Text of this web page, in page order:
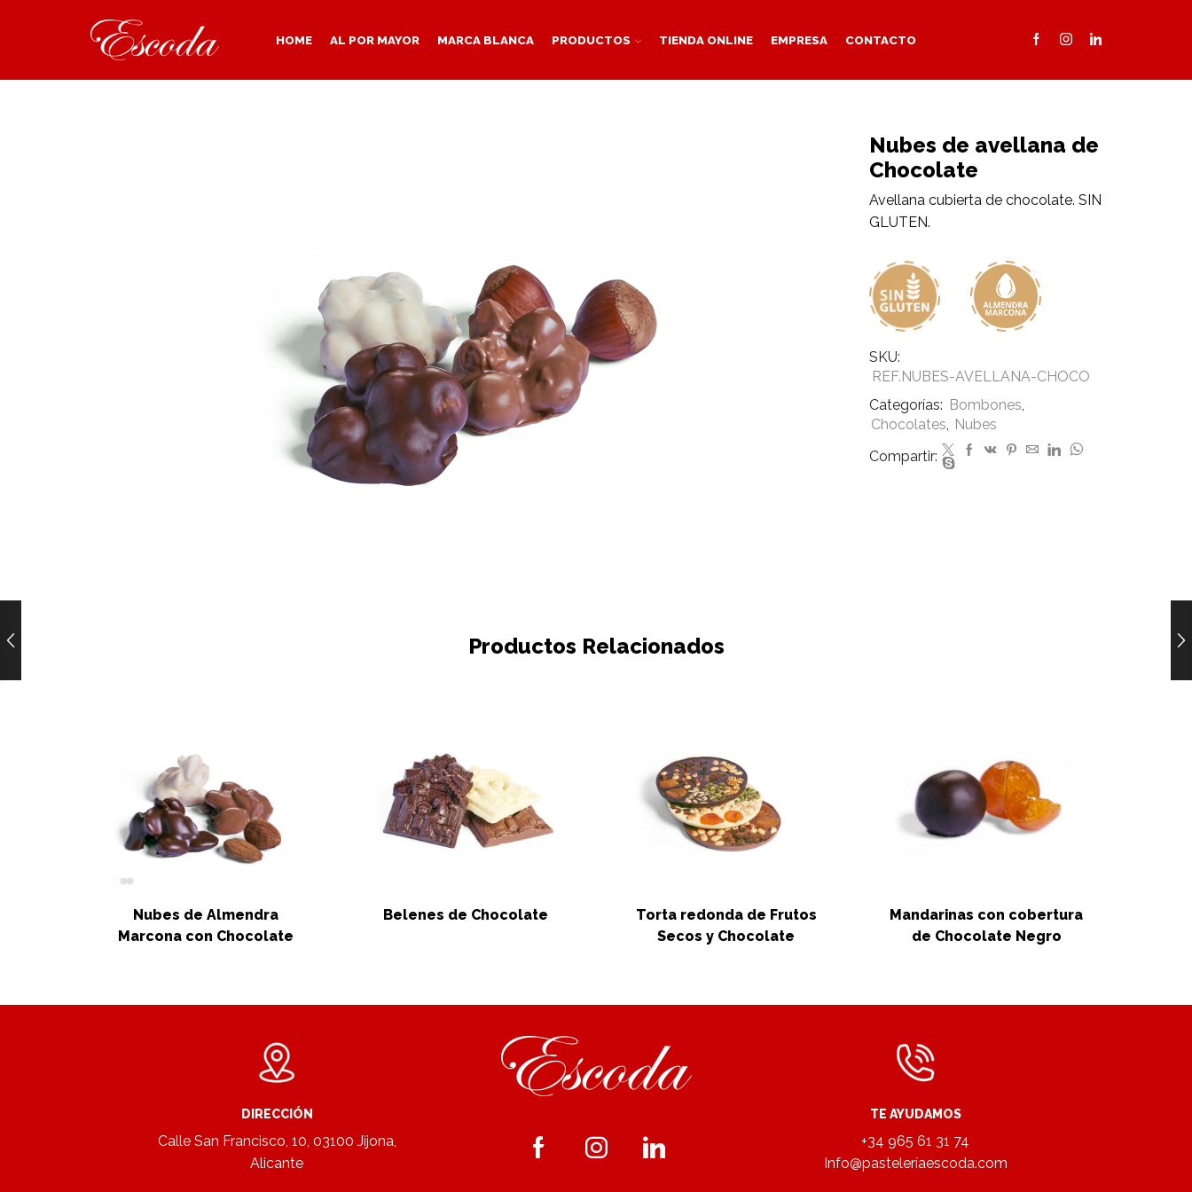
HOME AL POR MAYOR MARCA BLANCA PRODUCTOS TIENDA ONLINE EMPRESA CONTACTO
Nubes de avellana de
Chocolate
Avellana cubierta de chocolate. SIN
GLUTEN.
SKU:
REF.NUBES-AVELLANA-CHOCO
Categorías: Bombones
Chocolates
Nubes
Compartir:
Productos Relacionados
Nubes de Almendra
Marcona con Chocolate
Belenes de Chocolate
Torta redonda de Frutos
Secos y Chocolate
Mandarinas con cobertura
de Chocolate Negro
DIRECCIÓN
Calle San Francisco, 10, 03100 Jijona,
Alicante
FacebookInstagramLinkedin
TE AYUDAMOS
+34 965 61 31 74
Info@pasteleríaescoda.com